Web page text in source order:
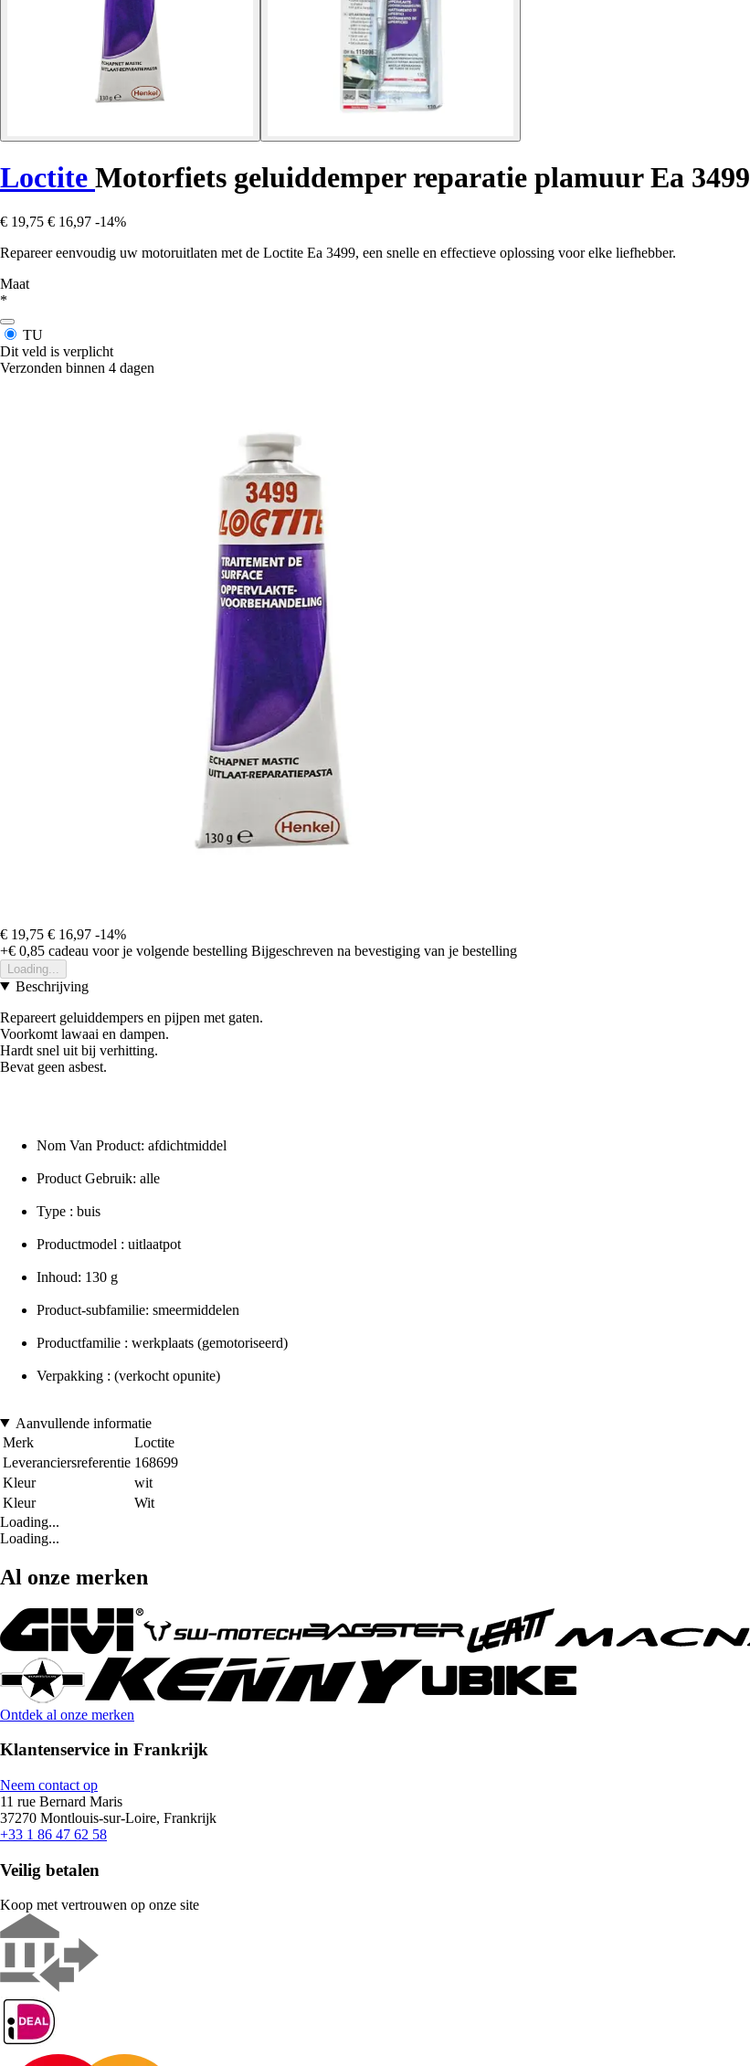
Loctite Motorfiets geluiddemper reparatie plamuur Ea 3499
€ 19,75 € 16,97 -14%
Repareer eenvoudig uw motoruitlaten met de Loctite Ea 3499, een snelle en effectieve oplossing voor elke liefhebber.
Maat
*
TU
Dit veld is verplicht
Verzonden binnen 4 dagen
€ 19,75 € 16,97 -14%
+€ 0,85 cadeau voor je volgende bestelling Bijgeschreven na bevestiging van je bestelling
Loading...
Beschrijving
Repareert geluiddempers en pijpen met gaten.
Voorkomt lawaai en dampen.
Hardt snel uit bij verhitting.
Bevat geen asbest.
Nom Van Product: afdichtmiddel
Product Gebruik: alle
Type : buis
Productmodel : uitlaatpot
Inhoud: 130 g
Product-subfamilie: smeermiddelen
Productfamilie : werkplaats (gemotoriseerd)
Verpakking : (verkocht opunite)
Aanvullende informatie
Merk
Loctite
Leveranciersreferentie 168699
Kleur
wit
Kleur
Wit
Loading...
Loading...
Al onze merken
Ontdek al onze merken
Klantenservice in Frankrijk
Neem contact op
11 rue Bernard Maris
37270 Montlouis-sur-Loire, Frankrijk
+33 1 86 47 62 58
Veilig betalen
Koop met vertrouwen op onze site